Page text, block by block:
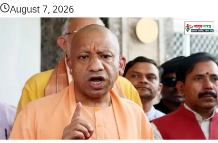
August 7, 2026